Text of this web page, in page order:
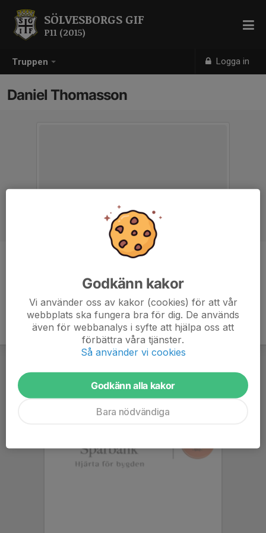
Truppen Logga in
SÖLVESBORGS GIF
P11 (2015)
Daniel Thomasson
Godkänn kakor
Vi använder oss av kakor (cookies) för att vår
webbplats ska fungera bra för dig. De används
även för webbanalys i syfte att hjälpa oss att
förbättra våra tjänster.
Så använder vi cookies
Godkänn alla kakor
Bara nödvändiga